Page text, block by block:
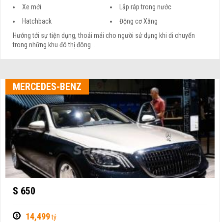
Xe mới
Lắp ráp trong nước
Hatchback
Động cơ Xăng
Hướng tới sự tiện dụng, thoải mái cho người sử dụng khi di chuyển
trong những khu đô thị đông ...
MERCEDES-BENZ
S 650
14,499tỷ